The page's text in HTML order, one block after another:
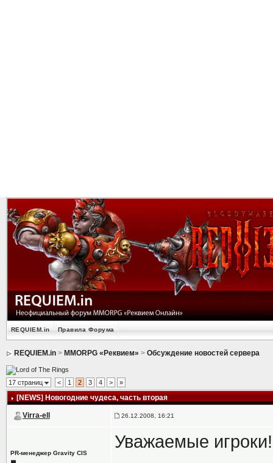
REQUIEM.in Правила Форума
REQUIEM.in> MMORPG «Реквием» > Обсуждение новостей сервера
17 страниц < 1 2 3 4 > »
[NEWS] Новогодние чудеса, часть вторая
Virra-ell 26.12.2008, 16:21
PR-менеджер Gravity CIS
Уважаемые игроки!